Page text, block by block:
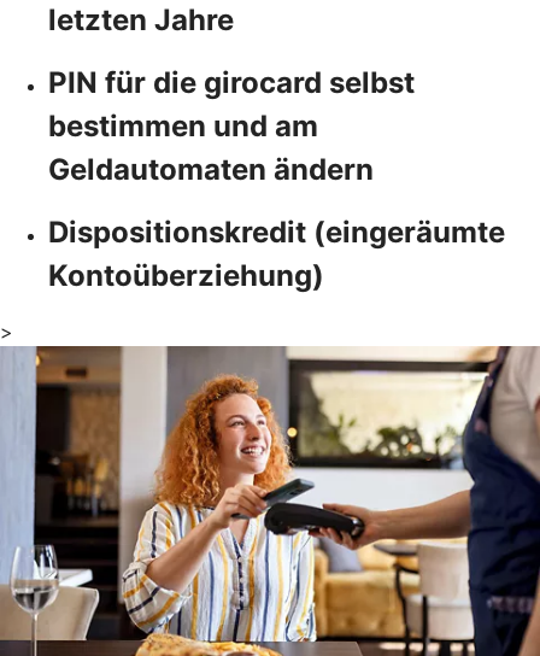
letzten Jahre
PIN für die girocard selbst
bestimmen und am
Geldautomaten ändern
Dispositionskredit (eingeräumte
Kontoüberziehung)
>